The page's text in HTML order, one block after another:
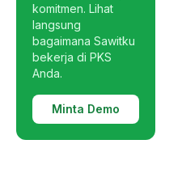
komitmen. Lihat
langsung
bagaimana Sawitku
bekerja di PKS
Anda.
Minta Demo